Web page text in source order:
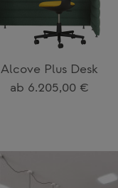
Alcove Plus Desk
Regulärer Preis:
ab 6.205,00 €